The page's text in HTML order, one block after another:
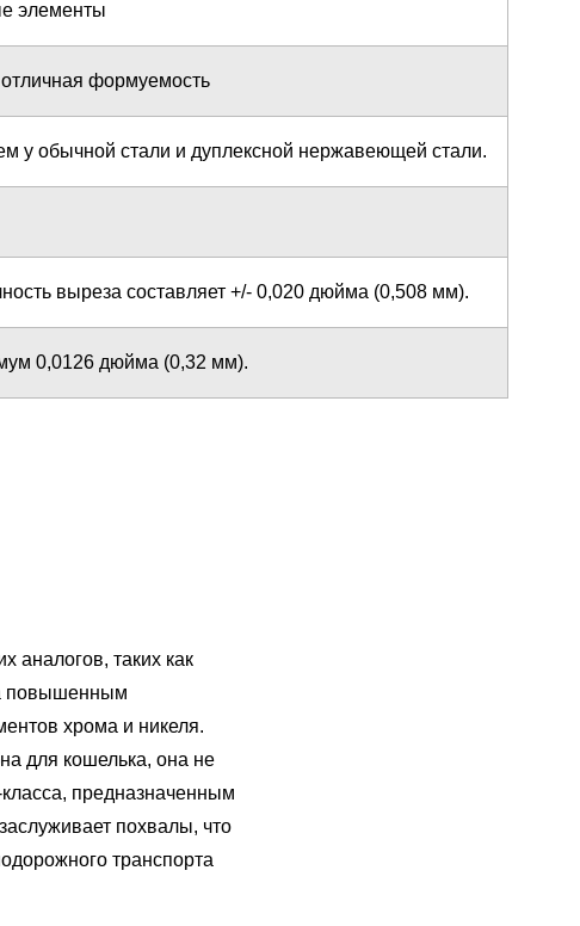
элементы
формуемость
у обычной стали и дуплексной нержавеющей стали.
выреза составляет +/- 0,020 дюйма (0,508 мм).
0,0126 дюйма (0,32 мм).
аналогов, таких как
повышенным
хрома и никеля.
для кошелька, она не
предназначенным
похвалы, что
транспорта